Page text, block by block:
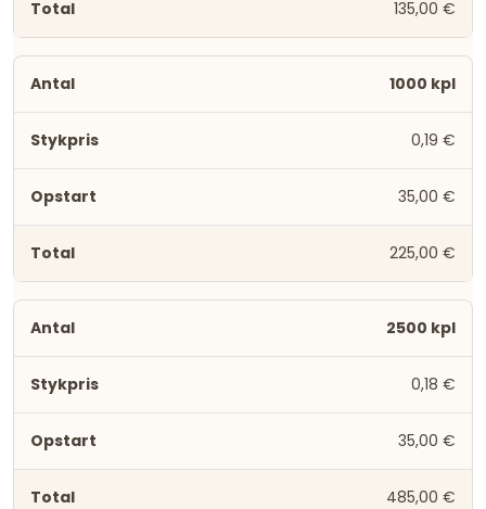
135,00 €
1000 kpl
0,19 €
35,00 €
225,00 €
2500 kpl
0,18 €
35,00 €
485,00 €